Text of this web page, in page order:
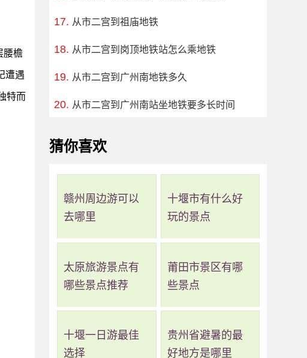
腰檐
遭遇
特而
从市二宫到祖庙地铁
从市二宫到岗顶地铁站怎么乘地铁
从市二宫到广州南地铁多久
从市二宫到广州南站坐地铁要多长时间
猜你喜欢
赣州周边游可以
去哪里
十堰市有什么好
玩的景点
太原旅游景点有
哪些景点推荐
莆田市景区有哪
些景点
十堰一日游最佳
选择
贵州省避暑的最
好地方是哪里